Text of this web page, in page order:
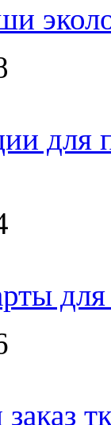
для